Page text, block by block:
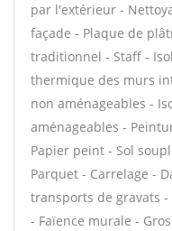
par l'extérieur -
façade - Plaque de
traditionnel - Staff -
thermique des murs
non aménageables -
aménageables -
Papier peint - Sol
Parquet - Carrelage -
transports de gravats
- Faïence murale -